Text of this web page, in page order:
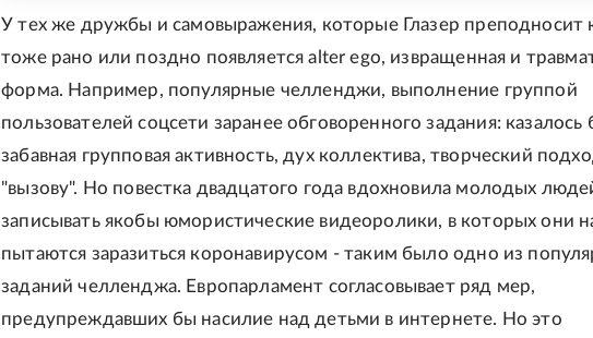
У тех же дружбы и самовыражения, которые Глазер преподносит
тоже рано или поздно появляется alter ego, извращенная и
форма. Например, популярные челленджи, выполнение группой
пользователей соцсети заранее обговоренного задания: казалось
забавная групповая активность, дух коллектива, творческий
"вызову". Но повестка двадцатого года вдохновила молодых
записывать якобы юмористические видеоролики, в которых они
пытаются заразиться коронавирусом - таким было одно из
заданий челленджа. Европарламент согласовывает ряд мер,
предупреждавших бы насилие над детьми в интернете. Но это